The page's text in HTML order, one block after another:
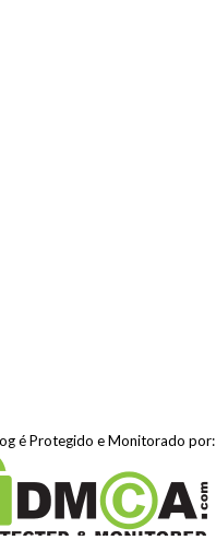
é Protegido e Monitorado por: